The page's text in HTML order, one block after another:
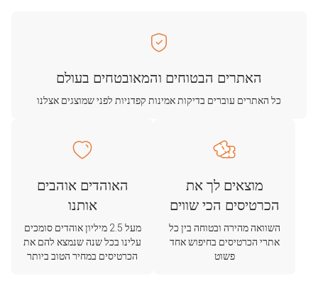
האתרים הבטוחים והמאובטחים בעולם
כל האתרים עוברים בדיקות אמינות קפדניות לפני שמוצגים אצלנו
מוצאים לך את
הכרטיסים הכי שווים
השוואה מהירה ובטוחה בין כל
אתרי הכרטיסים בחיפוש אחד
פשוט
האוהדים אוהבים
אותנו
מעל 2.5 מיליון אוהדים סומכים
עלינו בכל שנה שנמצא להם את
הכרטיסים במחיר הטוב ביותר